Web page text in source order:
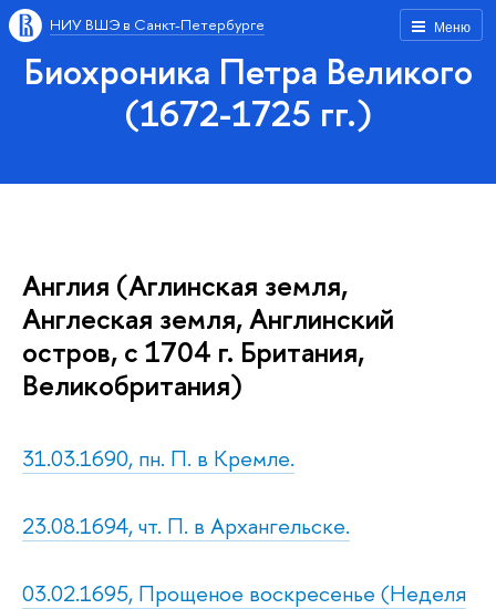
Меню
НИУ ВШЭ в Санкт-Петербурге
Биохроника Петра Великого
(1672-1725 гг.)
Англия (Аглинская земля,
Англеская земля, Англинский
остров, с 1704 г. Британия,
Великобритания)
31.03.1690, пн. П. в Кремле.
23.08.1694, чт. П. в Архангельске.
03.02.1695, Прощеное воскресенье (Неделя